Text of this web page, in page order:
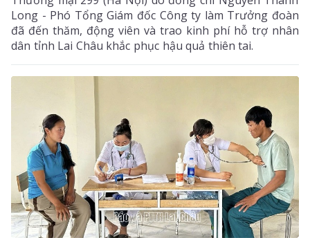
Long - Phó Tổng Giám đốc Công ty làm Trưởng đoàn
đã đến thăm, động viên và trao kinh phí hỗ trợ nhân
dân tỉnh Lai Châu khắc phục hậu quả thiên tai.